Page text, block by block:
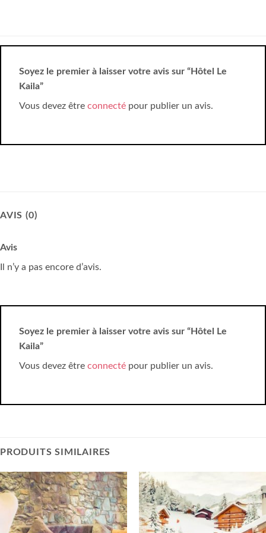
Soyez le premier à laisser votre avis sur “Hôtel Le
Kaila”
Vous devez être connecté pour publier un avis.
AVIS (0)
Avis
Il n’y a pas encore d’avis.
Soyez le premier à laisser votre avis sur “Hôtel Le
Kaila”
Vous devez être connecté pour publier un avis.
PRODUITS SIMILAIRES